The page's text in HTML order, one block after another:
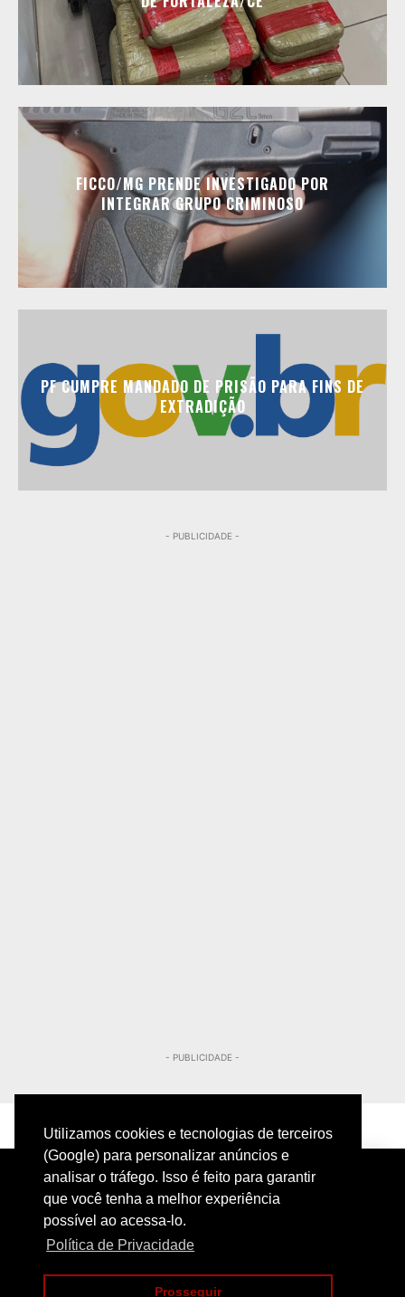
Utilizamos cookies e tecnologias de terceiros
(Google) para personalizar anúncios e
analisar o tráfego. Isso é feito para garantir
que você tenha a melhor experiência
possível ao acessa-lo.
Política de Privacidade
Prosseguir
FICCO/MG PRENDE INVESTIGADO POR
INTEGRAR GRUPO CRIMINOSO
PF CUMPRE MANDADO DE PRISÃO PARA FINS DE
EXTRADIÇÃO
- PUBLICIDADE -
- PUBLICIDADE -
PRIVACIDADE CONTATO